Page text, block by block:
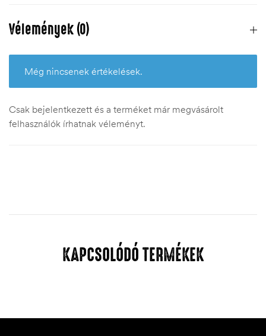
Vélemények (0)
Még nincsenek értékelések.
Csak bejelentkezett és a terméket már megvásárolt
felhasználók írhatnak véleményt.
KAPCSOLÓDÓ TERMÉKEK